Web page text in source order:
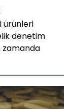
ürünleri
denetim
zamanda